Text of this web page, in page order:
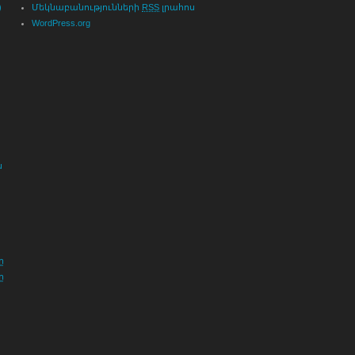
Մեկնաբանությունների RSS լրահոս
WordPress.org